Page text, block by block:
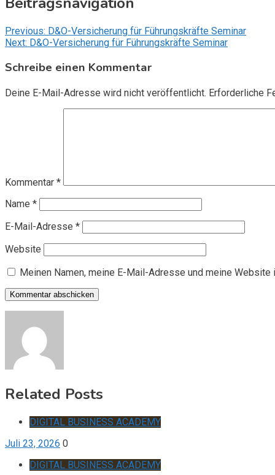
Previous: D&O-Versicherung für Führungskräfte Seminar
Next: D&O-Versicherung für Führungskräfte Seminar
Schreibe einen Kommentar
Deine E-Mail-Adresse wird nicht veröffentlicht. Erforderliche
Kommentar *
Name *
E-Mail-Adresse *
Website
Meinen Namen, meine E-Mail-Adresse und meine
Related Posts
DIGITAL BUSINESS ACADEMY
Juli 23, 2026 0
DIGITAL BUSINESS ACADEMY